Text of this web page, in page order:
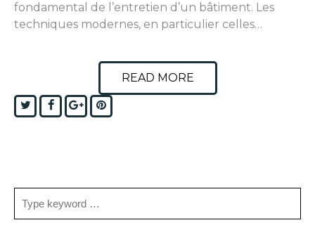
fondamental de l’entretien d’un bâtiment. Les
techniques modernes, en particulier celles…
READ MORE
TwitterFacebook
Google+Pinterest